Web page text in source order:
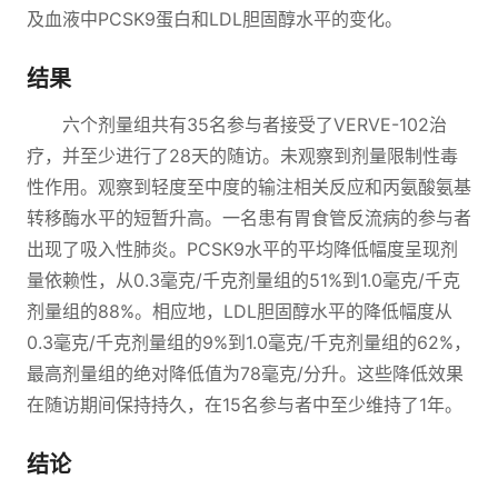
及血液中PCSK9蛋白和LDL胆固醇水平的变化。
结果
六个剂量组共有35名参与者接受了VERVE-102治
疗，并至少进行了28天的随访。未观察到剂量限制性毒
性作用。观察到轻度至中度的输注相关反应和丙氨酸氨基
转移酶水平的短暂升高。一名患有胃食管反流病的参与者
出现了吸入性肺炎。PCSK9水平的平均降低幅度呈现剂
量依赖性，从0.3毫克/千克剂量组的51%到1.0毫克/千克
剂量组的88%。相应地，LDL胆固醇水平的降低幅度从
0.3毫克/千克剂量组的9%到1.0毫克/千克剂量组的62%，
最高剂量组的绝对降低值为78毫克/分升。这些降低效果
在随访期间保持持久，在15名参与者中至少维持了1年。
结论